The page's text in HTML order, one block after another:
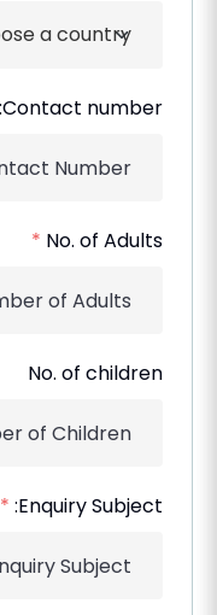
Contact number:
No. of Adults
*
No. of children
Enquiry Subject:
*